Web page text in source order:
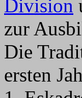
Division
zur
Die
ersten